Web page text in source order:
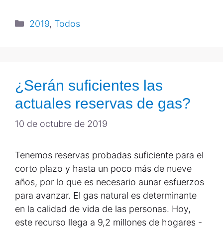
2019, Todos
¿Serán suficientes las
actuales reservas de gas?
10 de octubre de 2019
Tenemos reservas probadas suficiente para el
corto plazo y hasta un poco más de nueve
años, por lo que es necesario aunar esfuerzos
para avanzar. El gas natural es determinante
en la calidad de vida de las personas. Hoy,
este recurso llega a 9,2 millones de hogares -